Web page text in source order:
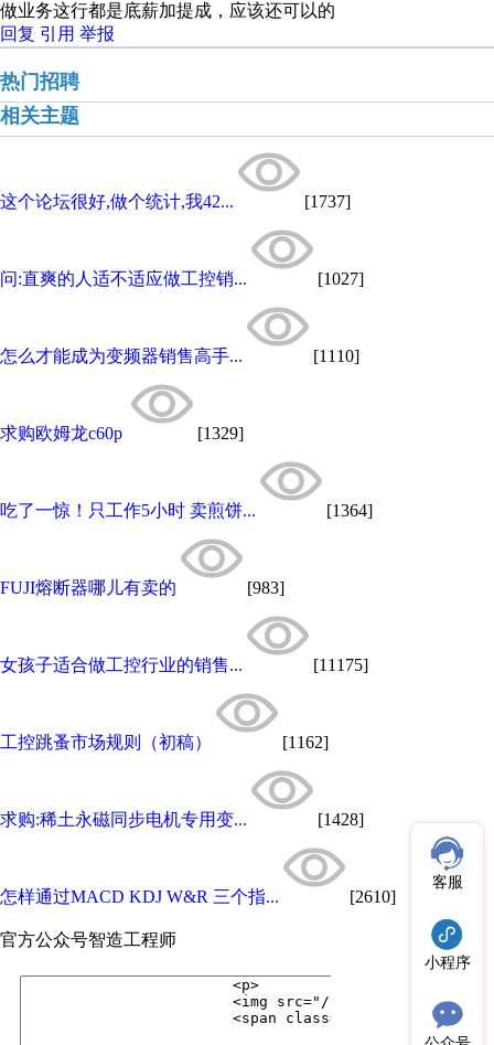
做业务这行都是底薪加提成，应该还可以的
回复 引用 举报
热门招聘
相关主题
这个论坛很好,做个统计,我42... [1737]
问:直爽的人适不适应做工控销... [1027]
怎么才能成为变频器销售高手... [1110]
求购欧姆龙c60p [1329]
吃了一惊！只工作5小时 卖煎饼... [1364]
FUJI熔断器哪儿有卖的 [983]
女孩子适合做工控行业的销售... [11175]
工控跳蚤市场规则（初稿） [1162]
求购:稀土永磁同步电机专用变... [1428]
怎样通过MACD KDJ W&R 三个指... [2610]
官方公众号智造工程师
客服
小程序